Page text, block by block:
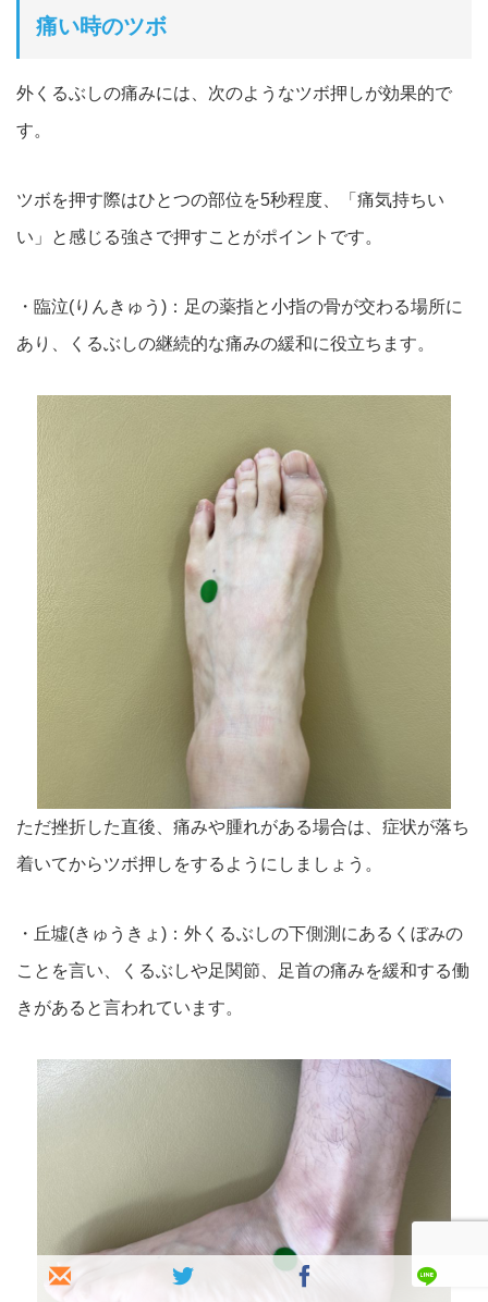
痛い時のツボ
外くるぶしの痛みには、次のようなツボ押しが効果的で
す。
ツボを押す際はひとつの部位を5秒程度、「痛気持ちい
い」と感じ る強さで押すことがポイントです。
・臨泣(りんきゅう)：足の薬指と小指の骨が交わる場所に
あり、
くるぶしの継続的な痛みの緩和に役立ちます。
ただ挫折した直後、痛みや腫れがある場合は、症状が落ち
着いてからツボ押しをするようにしましょう。
・丘墟(きゅうきょ)：外くるぶしの下側測にあるくぼみの
ことを言い、くるぶしや足関節、足首の痛みを緩和する働
きがあると言われています。